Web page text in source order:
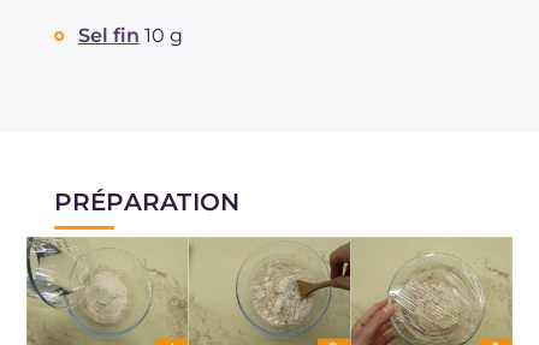
Sel fin 10 g
PRÉPARATION